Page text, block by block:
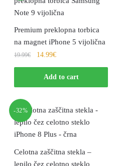
Premium preklopna torbica
na magnet iPhone 5 vijolična
19.99€ 14.99€
Add to cart
-32%
Celotna zaščitna stekla –
lepilo čez celotno steklo